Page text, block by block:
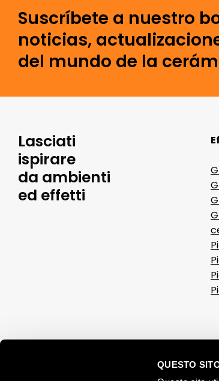
QUESTO
Suscríbete a nuestro
noticias,
del mundo de la
Lasciati
ispirare
da ambienti
ed effetti